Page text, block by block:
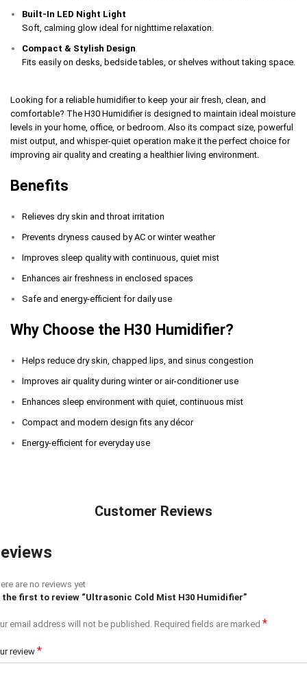
Built-In LED Night Light
Soft, calming glow ideal for nighttime relaxation.
Compact & Stylish Design
Fits easily on desks, bedside tables, or shelves without taking space.
Looking for a reliable humidifier to keep your air fresh, clean, and
comfortable? The H30 Humidifier is designed to maintain ideal moisture
levels in your home, office, or bedroom. Also its compact size, powerful
mist output, and whisper-quiet operation make it the perfect choice for
improving air quality and creating a healthier living environment.
Benefits
Relieves dry skin and throat irritation
Prevents dryness caused by AC or winter weather
Improves sleep quality with continuous, quiet mist
Enhances air freshness in enclosed spaces
Safe and energy-efficient for daily use
Why Choose the H30 Humidifier?
Helps reduce dry skin, chapped lips, and sinus congestion
Improves air quality during winter or air-conditioner use
Enhances sleep environment with quiet, continuous mist
Compact and modern design fits any décor
Energy-efficient for everyday use
Customer Reviews
are no reviews yet
the first to review “Ultrasonic Cold Mist H30 Humidifier”
email address will not be published. Required fields are marked *
review *